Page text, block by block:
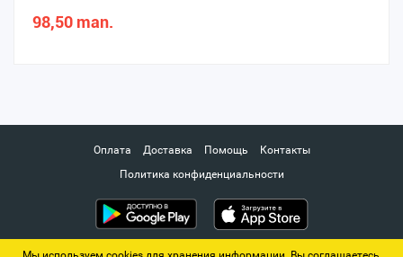
98,50 man.
Оплата Доставка Помощь
Контакты
Политика конфиденциальности